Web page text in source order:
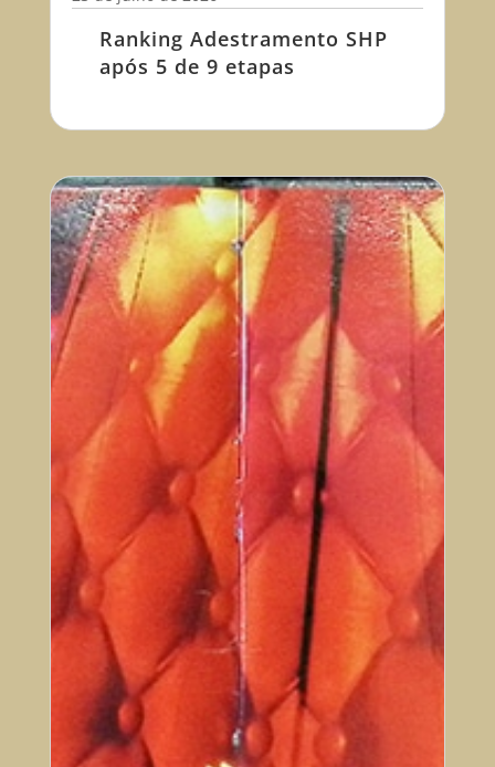
Ranking Adestramento SHP
após 5 de 9 etapas